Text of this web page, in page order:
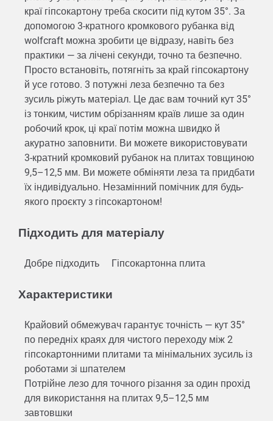
краї гіпсокартону треба скосити під кутом 35°. За
допомогою 3-кратного кромкового рубанка від
wolfcraft можна зробити це відразу, навіть без
практики — за лічені секунди, точно та безпечно.
Просто встановіть, потягніть за край гіпсокартону
й усе готово. 3 потужні леза безпечно та без
зусиль ріжуть матеріал. Це дає вам точний кут 35°
із тонким, чистим обрізанням країв лише за один
робочий крок, ці краї потім можна швидко й
акуратно заповнити. Ви можете використовувати
3-кратний кромковий рубанок на плитах товщиною
9,5–12,5 мм. Ви можете обміняти леза та придбати
їх індивідуально. Незамінний помічник для будь-
якого проєкту з гіпсокартоном!
Підходить для матеріалу
Добре підходить Гіпсокартонна плита
Характеристики
Крайовий обмежувач гарантує точність — кут 35°
по передніх краях для чистого переходу між 2
гіпсокартонними плитами та мінімальних зусиль із
роботами зі шпателем
Потрійне лезо для точного різання за один прохід
для використання на плитах 9,5–12,5 мм
завтовшки